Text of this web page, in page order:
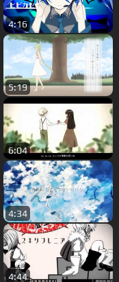
4:16
5:19
6:04
4:34
4:44